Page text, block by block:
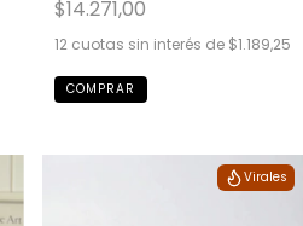
$14.271,00
12 cuotas sin interés de $1.189,25
Virales